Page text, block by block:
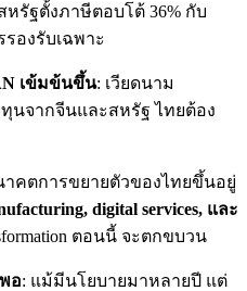
หรัฐตั้งภาษีตอบโต้ 36% กับ
องรับเฉพาะ
เข้มข้นขึ้น: เวียดนาม
ทุนจากจีนและสหรัฐ ไทยต้อง
าคตการขยายตัวของไทยขึ้นอยู่
digital services, และ
ตอนนี้ จะตกขบวน
อ: แม้มีนโยบายมาหลายปี แต่